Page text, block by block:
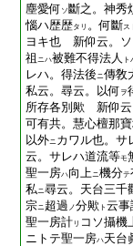
塵愛何 ソ 斷之。神秀
惱ハ歴歴タリ 。何斷ス
ヨキ也 新仰云。
祖 ニハ被難不得法人 ト
レハ。得法後ニ傳敎
私云。尋云。以何 ヲ
所存各別歟 新仰云
可有共。慧心檀那
以外ニカワル也。サ
云。サレハ道流等モ
聖一房ハ向上ニ機分テ
私ニ尋云。天台三千
宗ニ超過 ノ分歟 ト 云事
聖一房計 リ コソ攝機
ニトテ聖一房ハ天台